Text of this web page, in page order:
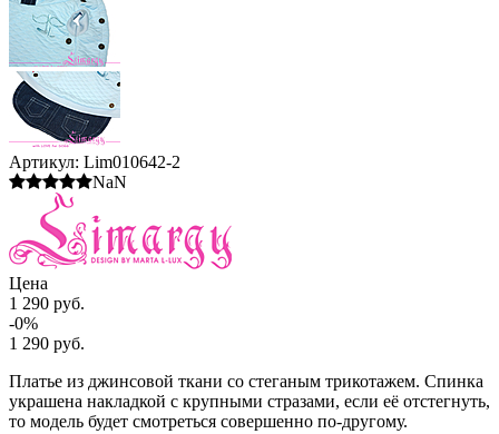
Артикул: Lim010642-2
NaN
Цена
1 290 руб.
-0%
1 290 руб.
Платье из джинсовой ткани со стеганым трикотажем. Спинка
украшена накладкой с крупными стразами, если её отстегнуть,
то модель будет смотреться совершенно по-другому.